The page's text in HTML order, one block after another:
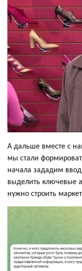
А дальше вместе с
мы стали
начала зададим
выделить ключевые
нужно строить